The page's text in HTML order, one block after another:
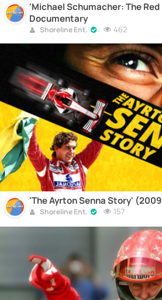
'Michael Schumacher: The
Documentary
Shoreline Ent. 462
'The Ayrton Senna Story'
Shoreline Ent. 157